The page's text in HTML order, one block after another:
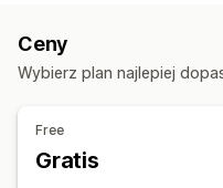
Dostosowanie
Animacje
Dymki podpowiedzi
Responsywność na
Ceny
Wybierz plan najlepiej
Free
Gratis